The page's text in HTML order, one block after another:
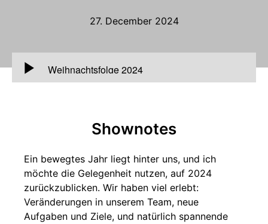
27. December 2024
00:00
Weihnachtsfolge 2024
Shownotes
Ein bewegtes Jahr liegt hinter uns, und ich
möchte die Gelegenheit nutzen, auf 2024
zurückzublicken. Wir haben viel erlebt:
Veränderungen in unserem Team, neue
Aufgaben und Ziele, und natürlich spannende